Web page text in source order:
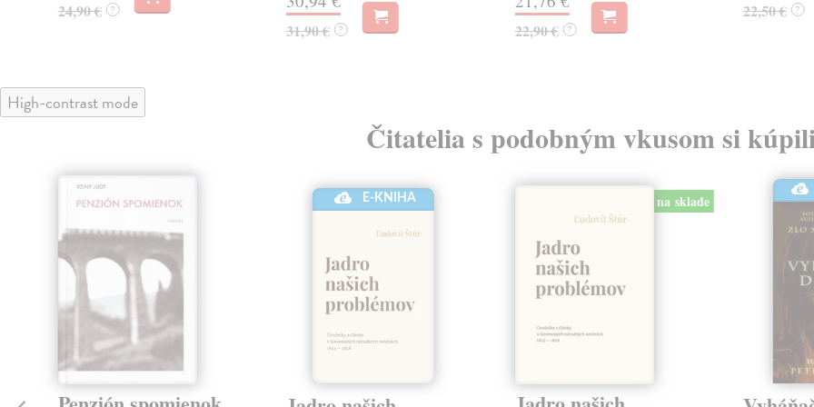
24,90 € ?
31,90 € ? 22,90 € ?
22,50 € ?
High-contrast mode
Čitatelia s podobným vkusom si
E-KNIHA na sklade